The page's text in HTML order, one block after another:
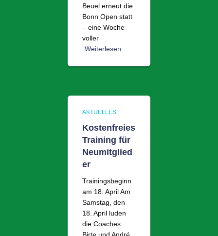
Beuel erneut die
Bonn Open statt
– eine Woche
voller
Weiterlesen
AKTUELLES
Kostenfreies
Training für
Neumitglied
er
Trainingsbeginn
am 18. April Am
Samstag, den
18. April luden
die Coaches